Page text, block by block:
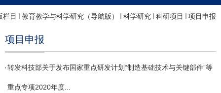
栏目 教育教学与科学研究（导航版） 科学研究 科研项目 项目申报
项目申报
转发科技部关于发布国家重点研发计划“制造基础技术与关键部件”等
重点专项2020年度...